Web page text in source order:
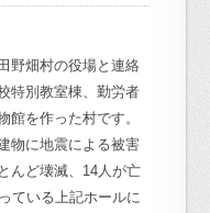
野畑村の役場と連絡
特別教室棟、勤労者
館を作った村です。
物に地震による被害
んど壊滅、14人が亡
ている上記ホールに